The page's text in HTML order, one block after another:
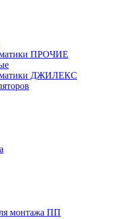
ПРОЧИЕ
ДЖИЛЕКС
монтажа ПП